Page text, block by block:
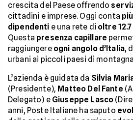
crescita del Paese offrendo
cittadini e imprese. Oggi conta
dipendenti e una rete di oltre
Questa presenza capillare
raggiungere ogni angolo d’Italia,
urbani ai piccoli paesi di
L’azienda è guidata da Silvia
(Presidente), Matteo Del Fante
Delegato) e Giuseppe Lasco
anni, Poste Italiane ha saputo